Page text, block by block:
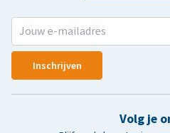
Inschrijven
Volg je